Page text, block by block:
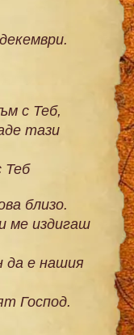
с Теб,
тази
Теб
близо.
ме издигаш
да е нашия
Господ.